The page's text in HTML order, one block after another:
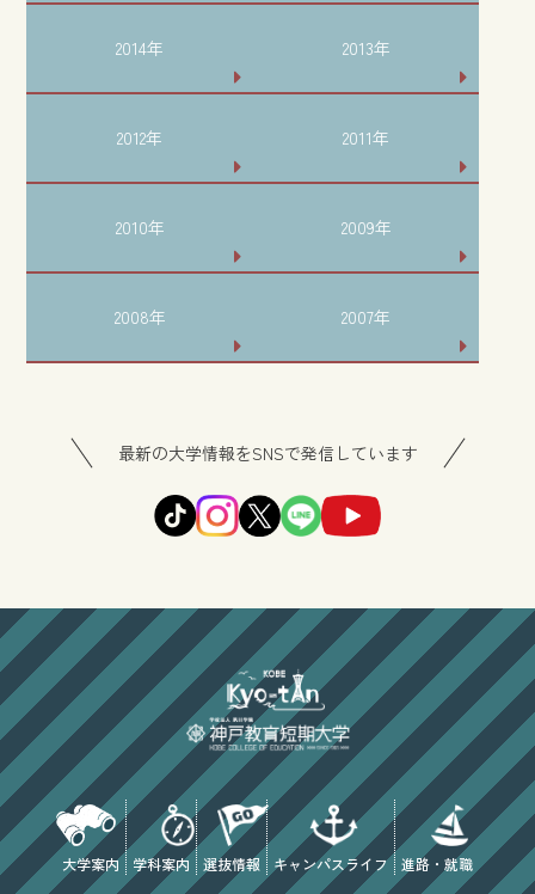
2014年 2013年
2012年 2011年
2010年 2009年
2008年 2007年
最新の大学情報をSNSで発信しています
大学案内 学科案内 選抜情報 キャンパスライフ 進路・就職